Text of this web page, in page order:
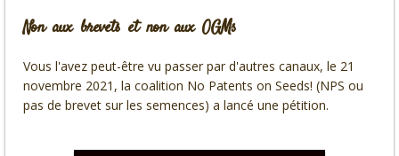
Non aux brevets et non aux OGMs
Vous l'avez peut-être vu passer par d'autres canaux, le 21
novembre 2021, la coalition No Patents on Seeds! (NPS ou
pas de brevet sur les semences) a lancé une pétition.